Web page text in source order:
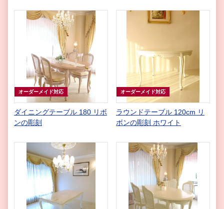
オーダーメイド対応
ダイニングテーブル 180 リボ
ンの彫刻
オーダーメイド対応
ラウンドテーブル 120cm リ
ボンの彫刻 ホワイト